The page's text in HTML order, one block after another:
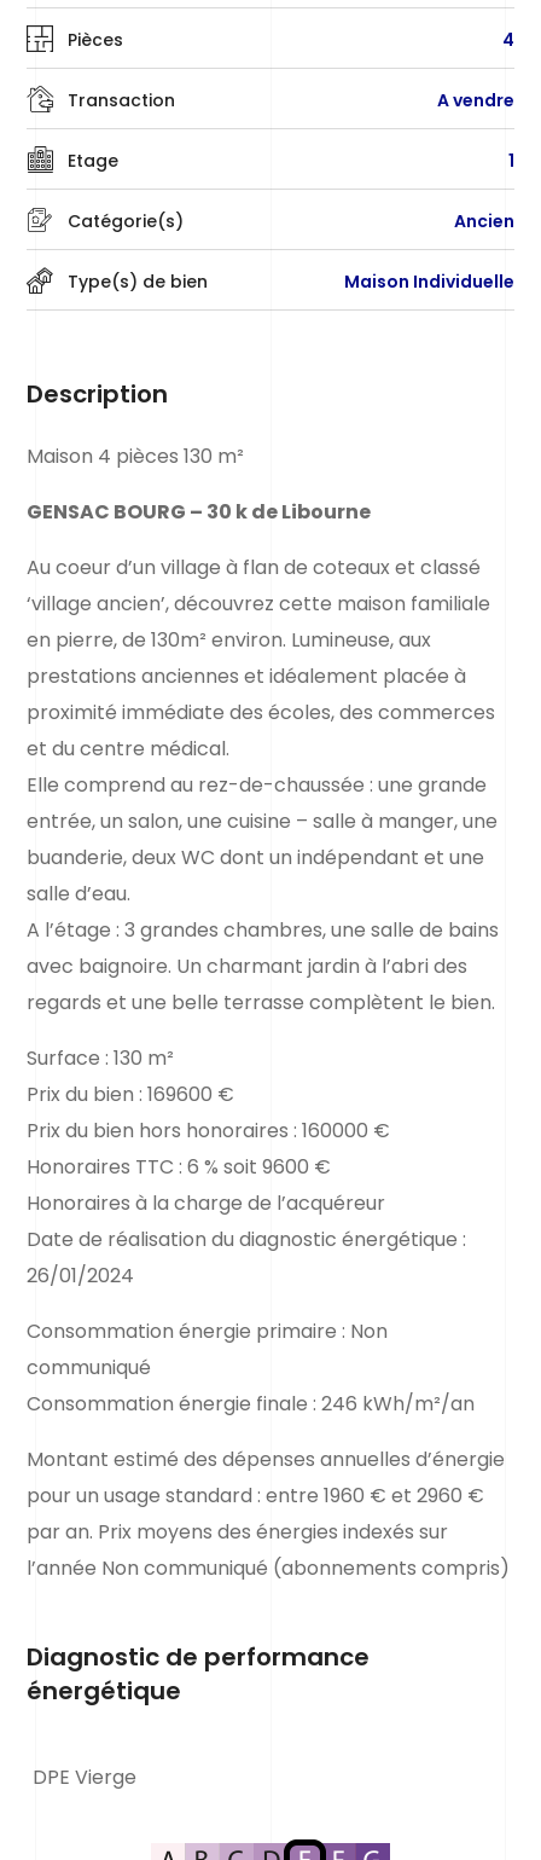
Pièces 4
Transaction A vendre
Etage 1
Catégorie(s) Ancien
Type(s) de bien Maison Individuelle
Description
Maison 4 pièces 130 m²
GENSAC BOURG – 30 k de Libourne
Au coeur d’un village à flan de coteaux et classé
‘village ancien’, découvrez cette maison familiale
en pierre, de 130m² environ. Lumineuse, aux
prestations anciennes et idéalement placée à
proximité immédiate des écoles, des commerces
et du centre médical.
Elle comprend au rez-de-chaussée : une grande
entrée, un salon, une cuisine – salle à manger, une
buanderie, deux WC dont un indépendant et une
salle d’eau.
A l’étage : 3 grandes chambres, une salle de bains
avec baignoire. Un charmant jardin à l’abri des
regards et une belle terrasse complètent le bien.
Surface : 130 m²
Prix du bien : 169600 €
Prix du bien hors honoraires : 160000 €
Honoraires TTC : 6 % soit 9600 €
Honoraires à la charge de l’acquéreur
Date de réalisation du diagnostic énergétique :
26/01/2024
Consommation énergie primaire : Non
communiqué
Consommation énergie finale : 246 kWh/m²/an
Montant estimé des dépenses annuelles d’énergie
pour un usage standard : entre 1960 € et 2960 €
par an. Prix moyens des énergies indexés sur
l’année Non communiqué (abonnements compris)
Diagnostic de performance
énergétique
DPE Vierge